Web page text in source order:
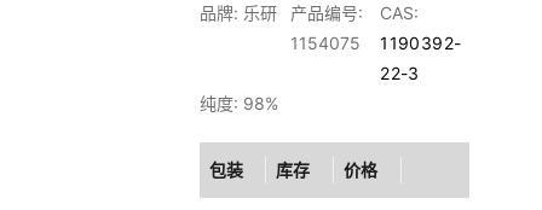
品牌: 乐研
产品编号:
1154075
CAS:
1190392-
22-3
纯度: 98%
包装 库存 价格